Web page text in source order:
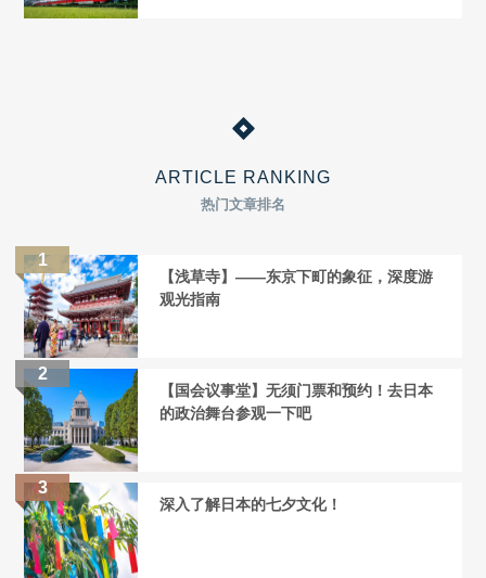
ARTICLE RANKING
热门文章排名
【浅草寺】——东京下町的象征，深度游
观光指南
【国会议事堂】无须门票和预约！去日本
的政治舞台参观一下吧
深入了解日本的七夕文化！